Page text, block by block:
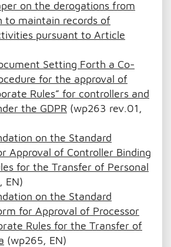
on the derogations from
to maintain records of
pursuant to Article
Setting Forth a Co-
for the approval of
Rules” for controllers and
the GDPR (wp263 rev.01,
on the Standard
Approval of Controller Binding
for the Transfer of Personal
EN)
on the Standard
for Approval of Processor
Rules for the Transfer of
(wp265, EN)